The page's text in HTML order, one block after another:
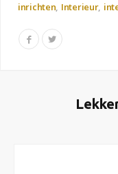
inrichten Interieur